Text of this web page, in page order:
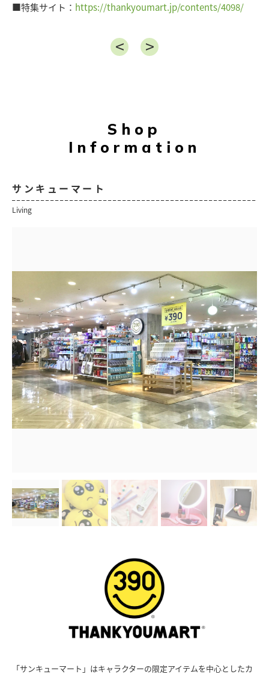
■特集サイト： https://thankyoumart.jp/contents/4098/
Shop
Information
サンキューマート
Living
「サンキューマート」はキャラクターの限定アイテムを中心としたカ